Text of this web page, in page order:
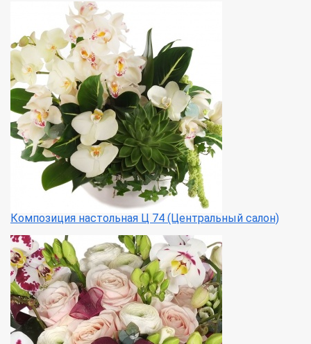
Композиция настольная Ц 74 (Центральный салон)